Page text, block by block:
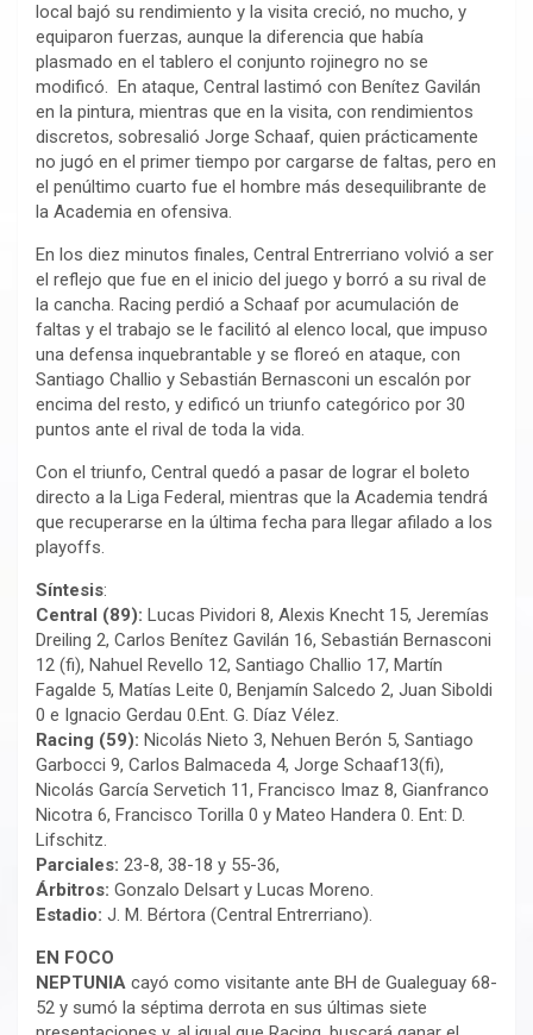
local bajó su rendimiento y la visita creció, no mucho, y
equiparon fuerzas, aunque la diferencia que había
plasmado en el tablero el conjunto rojinegro no se
modificó. En ataque, Central lastimó con Benítez Gavilán
en la pintura, mientras que en la visita, con rendimientos
discretos, sobresalió Jorge Schaaf, quien prácticamente
no jugó en el primer tiempo por cargarse de faltas, pero en
el penúltimo cuarto fue el hombre más desequilibrante de
la Academia en ofensiva.
En los diez minutos finales, Central Entrerriano volvió a ser
el reflejo que fue en el inicio del juego y borró a su rival de
la cancha. Racing perdió a Schaaf por acumulación de
faltas y el trabajo se le facilitó al elenco local, que impuso
una defensa inquebrantable y se floreó en ataque, con
Santiago Challio y Sebastián Bernasconi un escalón por
encima del resto, y edificó un triunfo categórico por 30
puntos ante el rival de toda la vida.
Con el triunfo, Central quedó a pasar de lograr el boleto
directo a la Liga Federal, mientras que la Academia tendrá
que recuperarse en la última fecha para llegar afilado a los
playoffs.
Síntesis:
Central (89): Lucas Pividori 8, Alexis Knecht 15, Jeremías
Dreiling 2, Carlos Benítez Gavilán 16, Sebastián Bernasconi
12 (fi), Nahuel Revello 12, Santiago Challio 17, Martín
Fagalde 5, Matías Leite 0, Benjamín Salcedo 2, Juan Siboldi
0 e Ignacio Gerdau 0.Ent. G. Díaz Vélez.
Racing (59): Nicolás Nieto 3, Nehuen Berón 5, Santiago
Garbocci 9, Carlos Balmaceda 4, Jorge Schaaf13(fi),
Nicolás García Servetich 11, Francisco Imaz 8, Gianfranco
Nicotra 6, Francisco Torilla 0 y Mateo Handera 0. Ent: D.
Lifschitz.
Parciales: 23-8, 38-18 y 55-36,
Árbitros: Gonzalo Delsart y Lucas Moreno.
Estadio: J. M. Bértora (Central Entrerriano).
EN FOCO
NEPTUNIA cayó como visitante ante BH de Gualeguay 68-
52 y sumó la séptima derrota en sus últimas siete